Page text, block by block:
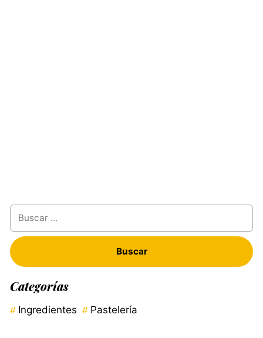
Buscar:
Categorías
Ingredientes Pastelería